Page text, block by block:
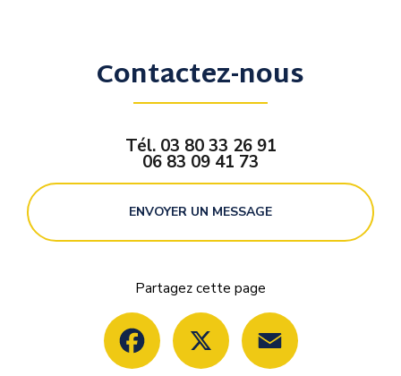
Contactez-nous
Tél. 03 80 33 26 91
06 83 09 41 73
ENVOYER UN MESSAGE
Partagez cette page
Facebook